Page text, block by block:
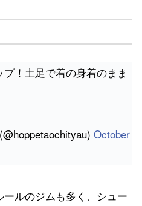
！土足で着の身着のまま
October
ルのジムも多く、シュー